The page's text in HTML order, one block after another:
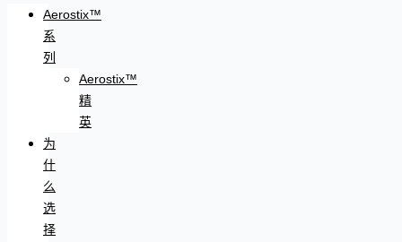
Aerostix™
系
列
Aerostix™
精
英
为
什
么
选
择